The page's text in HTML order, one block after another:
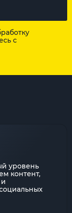
с
уровень
контент,